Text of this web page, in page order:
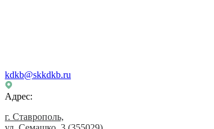
kdkb@skkdkb.ru
Адрес:
г. Ставрополь,